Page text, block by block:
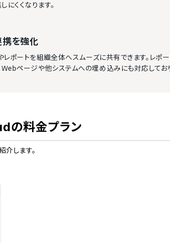
くくなります。
携を強化
ートを組織全体へスムーズに共有できます。レポー
Webページや他システムへの埋め込みにも対応してお
の料金プラン
介します。